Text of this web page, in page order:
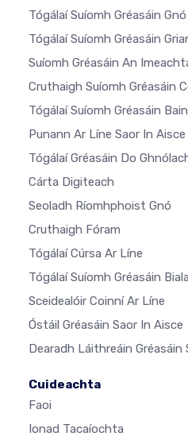
Tógálaí Suíomh Gréasáin Gnó
Tógálaí Suíomh Gréasáin
Suíomh Gréasáin An
Cruthaigh Suíomh Gréasáin
Tógálaí Suíomh Gréasáin
Punann Ar Líne Saor In Aisce
Tógálaí Gréasáin Do
Cárta Digiteach
Seoladh Ríomhphoist Gnó
Cruthaigh Fóram
Tógálaí Cúrsa Ar Líne
Tógálaí Suíomh Gréasáin
Sceidealóir Coinní Ar Líne
Óstáil Gréasáin Saor In Aisce
Dearadh Láithreáin Gréasáin
Cuideachta
Faoi
Ionad Tacaíochta